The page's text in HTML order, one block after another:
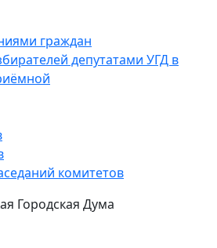
граждан
депутатами УГД в
комитетов
Городская Дума